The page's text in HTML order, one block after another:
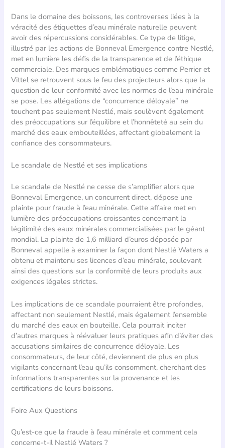
Dans le domaine des boissons, les controverses liées à la
véracité des étiquettes d’eau minérale naturelle peuvent
avoir des répercussions considérables. Ce type de litige,
illustré par les actions de Bonneval Emergence contre Nestlé,
met en lumière les défis de la transparence et de l’éthique
commerciale. Des marques emblématiques comme Perrier et
Vittel se retrouvent sous le feu des projecteurs alors que la
question de leur conformité avec les normes de l’eau minérale
se pose. Les allégations de “concurrence déloyale” ne
touchent pas seulement Nestlé, mais soulèvent également
des préoccupations sur l’équilibre et l’honnêteté au sein du
marché des eaux embouteillées, affectant globalement la
confiance des consommateurs.
Le scandale de Nestlé et ses implications
Le scandale de Nestlé ne cesse de s’amplifier alors que
Bonneval Emergence, un concurrent direct, dépose une
plainte pour fraude à l’eau minérale. Cette affaire met en
lumière des préoccupations croissantes concernant la
légitimité des eaux minérales commercialisées par le géant
mondial. La plainte de 1,6 milliard d’euros déposée par
Bonneval appelle à examiner la façon dont Nestlé Waters a
obtenu et maintenu ses licences d’eau minérale, soulevant
ainsi des questions sur la conformité de leurs produits aux
exigences légales strictes.
Les implications de ce scandale pourraient être profondes,
affectant non seulement Nestlé, mais également l’ensemble
du marché des eaux en bouteille. Cela pourrait inciter
d’autres marques à réévaluer leurs pratiques afin d’éviter des
accusations similaires de concurrence déloyale. Les
consommateurs, de leur côté, deviennent de plus en plus
vigilants concernant l’eau qu’ils consomment, cherchant des
informations transparentes sur la provenance et les
certifications de leurs boissons.
Foire Aux Questions
Qu’est-ce que la fraude à l’eau minérale et comment cela
concerne-t-il Nestlé Waters ?